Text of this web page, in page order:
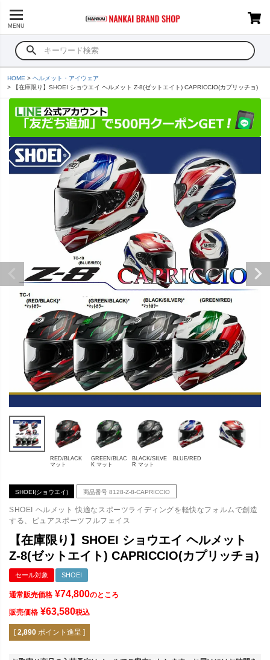
MENU
HOME
ヘルメット・アイウェア
【在庫限り】SHOEI ショウエイ ヘルメット Z-8(ゼットエイト) CAPRICCIO(カプリッチョ)
RED/BLACK
マット
GREEN/BLAC
K マット
BLACK/SILVE
R マット
BLUE/RED
SHOEI(ショウエイ) 商品番号 8128-Z-8-CAPRICCIO
SHOEI ヘルメット 快適なスポーツライディングを軽快なフォルムで創造
する、ピュアスポーツフルフェイス
【在庫限り】SHOEI ショウエイ ヘルメット
Z-8(ゼットエイト) CAPRICCIO(カプリッチョ)
セール対象 SHOEI
通常販売価格 ¥74,800のところ
販売価格 ¥63,580税込
[ 2,890 ポイント進呈 ]